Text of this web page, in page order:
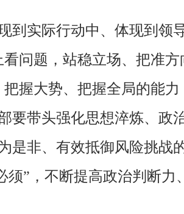
到实际行动中、体现到领
问题，站稳立场、把准方
握大势、把握全局的能
要带头强化思想淬炼、政
是非、有效抵御风险挑战
须”，不断提高政治判断